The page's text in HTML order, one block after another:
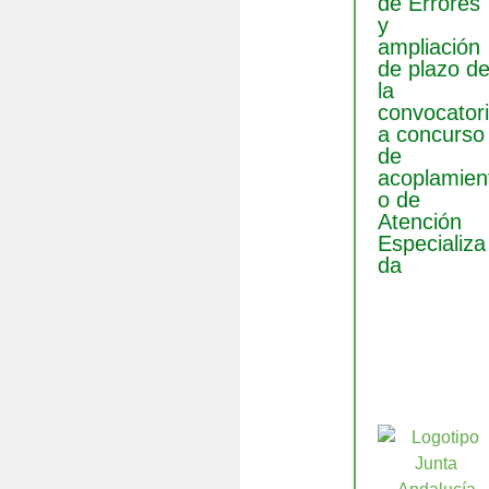
y
ampliación
de plazo de
la
convocatori
a concurso
de
o de
Atención
Especializa
da